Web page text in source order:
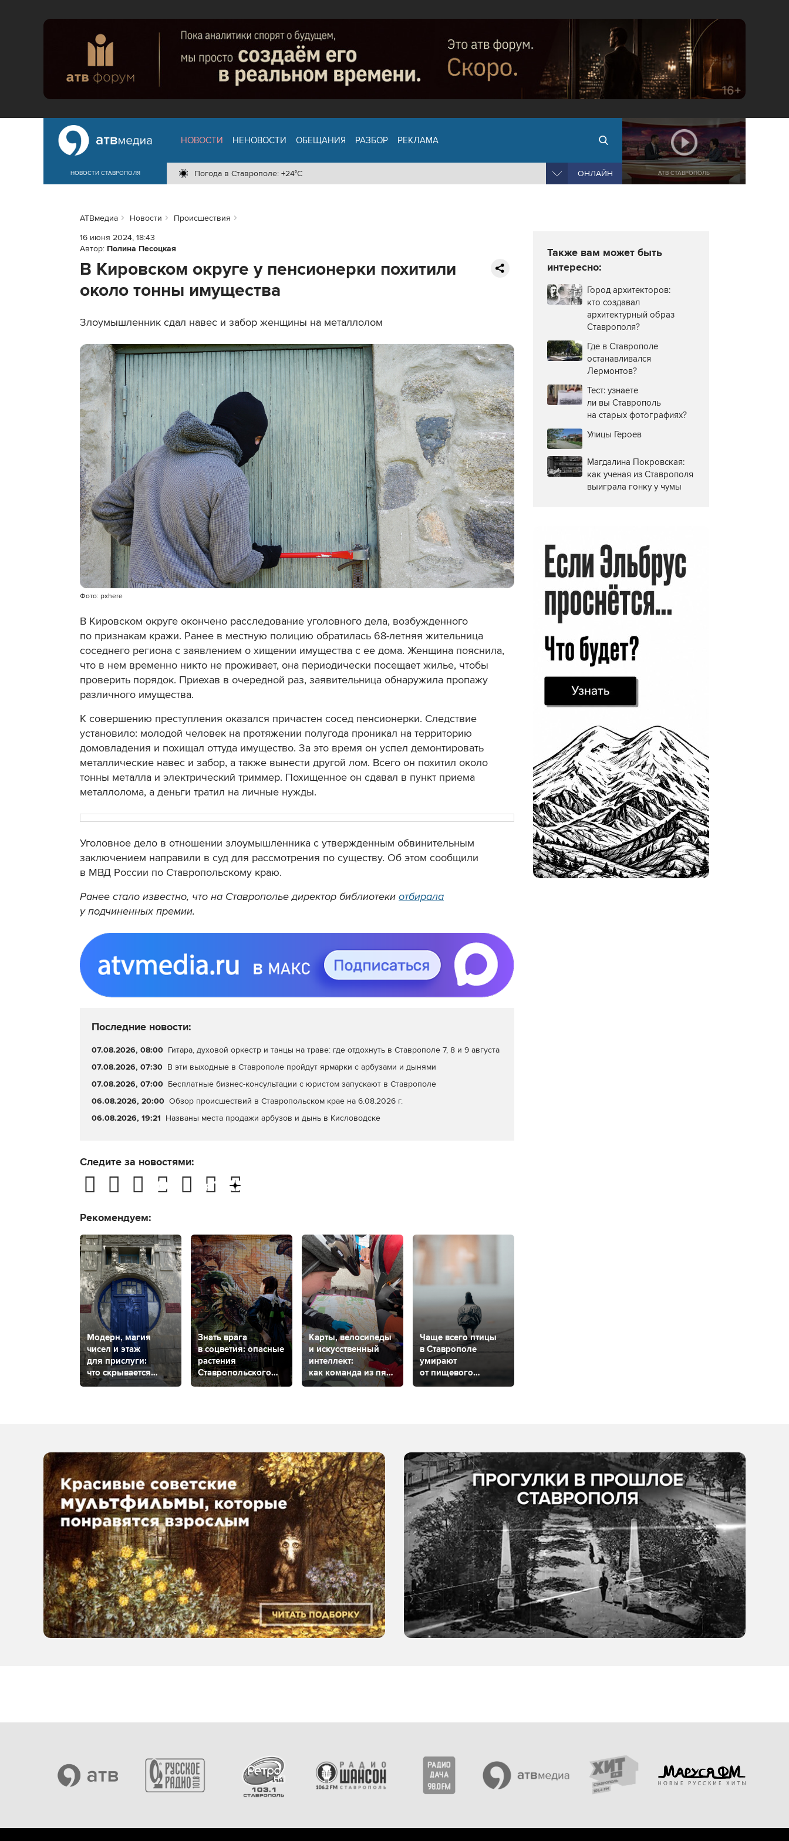
НОВОСТИ СТАВРОПОЛЯ
НОВОСТИ НЕНОВОСТИ ОБЕЩАНИЯ РАЗБОР РЕКЛАМА
Погода в Ставрополе: +24°C ОНЛАЙН АТВ СТАВРОПОЛЬ
АТВмедиа Новости
Происшествия
16 июня 2024, 18:43
Автор: Полина Песоцкая
В Кировском округе у пенсионерки похитили
около тонны имущества
Злоумышленник сдал навес и забор женщины на металлолом
Фото: pxhere
В Кировском округе окончено расследование уголовного дела, возбужденного
по признакам кражи. Ранее в местную полицию обратилась 68-летняя жительница
соседнего региона с заявлением о хищении имущества с ее дома. Женщина пояснила,
что в нем временно никто не проживает, она периодически посещает жилье, чтобы
проверить порядок. Приехав в очередной раз, заявительница обнаружила пропажу
различного имущества.
К совершению преступления оказался причастен сосед пенсионерки. Следствие
установило: молодой человек на протяжении полугода проникал на территорию
домовладения и похищал оттуда имущество. За это время он успел демонтировать
металлические навес и забор, а также вынести другой лом. Всего он похитил около
тонны металла и электрический триммер. Похищенное он сдавал в пункт приема
металлолома, а деньги тратил на личные нужды.
Уголовное дело в отношении злоумышленника с утвержденным обвинительным
заключением направили в суд для рассмотрения по существу. Об этом сообщили
в МВД России по Ставропольскому краю.
Ранее стало известно, что на Ставрополье директор библиотеки отбирала
у подчиненных премии.
Последние новости:
07.08.2026, 08:00 Гитара, духовой оркестр и танцы на траве: где отдохнуть в Ставрополе 7, 8 и 9 августа
07.08.2026, 07:30 В эти выходные в Ставрополе пройдут ярмарки с арбузами и дынями
07.08.2026, 07:00 Бесплатные бизнес-консультации с юристом запускают в Ставрополе
06.08.2026, 20:00 Обзор происшествий в Ставропольском крае на 6.08.2026 г.
06.08.2026, 19:21 Названы места продажи арбузов и дынь в Кисловодске
Следите за новостями:
Рекомендуем:
Модерн, магия
чисел и этаж
для прислуги:
что скрывается
за самой
Знать врага
в соцветия: опасные
растения
Ставропольского
края
Карты, велосипеды
и искусственный
интеллект:
как команда из пяти
ставропольцев
Чаще всего птицы
в Ставрополе
умирают
от пищевого
отравления
Также вам может быть
интересно:
Город архитекторов:
кто создавал
архитектурный образ
Ставрополя?
Где в Ставрополе
останавливался
Лермонтов?
Тест: узнаете
ли вы Ставрополь
на старых фотографиях?
Улицы Героев
Магдалина Покровская:
как ученая из Ставрополя
выиграла гонку у чумы